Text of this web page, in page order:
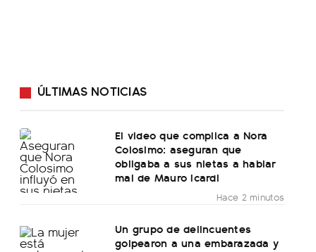
ÚLTIMAS NOTICIAS
El video que complica a Nora
Colosimo: aseguran que
obligaba a sus nietas a hablar
mal de Mauro Icardi
Hace 2 minutos
Un grupo de delincuentes
golpearon a una embarazada y